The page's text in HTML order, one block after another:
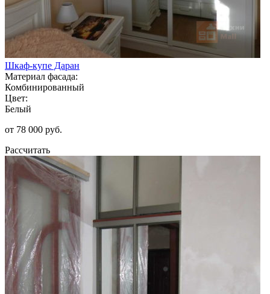
Шкаф-купе Даран
Материал фасада:
Комбинированный
Цвет:
Белый
от 78 000 руб.
Рассчитать